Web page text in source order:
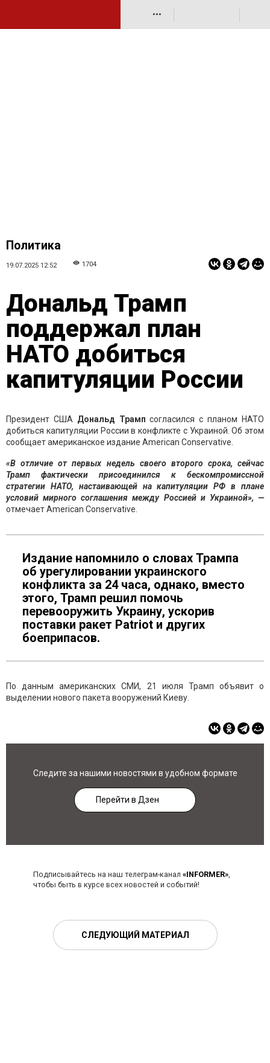
•••
Политика
19.07.2025 12:52 1704
Дональд Трамп
поддержал план
НАТО добиться
капитуляции России
Президент США Дональд Трампсогласился с планом НАТО
добиться капитуляции России в конфликте с Украиной. Об этом
сообщает американское издание American Conservative.
«В отличие от первых недель своего второго срока, сейчас
Трамп фактически присоединился к бескомпромиссной
стратегии НАТО, настаивающей на капитуляции РФ в плане
условий мирного соглашения между Россией и Украиной», —
отмечает American Conservative.
Издание напомнило о словах Трампа
об урегулировании украинского
конфликта за 24 часа, однако, вместо
этого, Трамп решил помочь
перевооружить Украину, ускорив
поставки ракет Patriot и других
боеприпасов.
По данным американских СМИ, 21 июля Трамп объявит о
выделении нового пакета вооружений Киеву.
Следите за нашими новостями в удобном формате
Перейти в Дзен
Подписывайтесь на наш телеграм-канал «INFORMER»,
чтобы быть в курсе всех новостей и событий!
СЛЕДУЮЩИЙ МАТЕРИАЛ